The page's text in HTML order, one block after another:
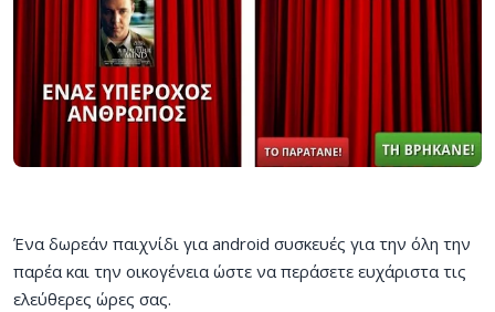
Ένα δωρεάν παιχνίδι για android συσκευές για την όλη την
παρέα και την οικογένεια ώστε να περάσετε ευχάριστα τις
ελεύθερες ώρες σας.